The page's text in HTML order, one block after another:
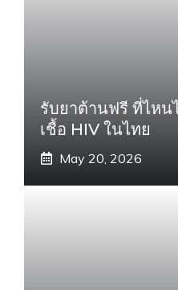
รับยาต้านฟรี ที่ไหน
เชื้อ HIV ในไทย
May 20, 2026